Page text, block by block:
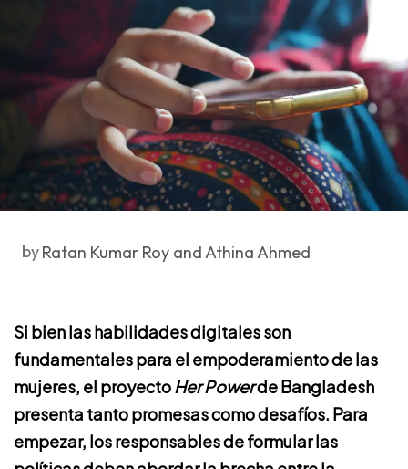
byRatan Kumar Roy and Athina Ahmed
Si bien las habilidades digitales son
fundamentales para el empoderamiento de las
mujeres, el proyectoHer Powerde Bangladesh
presenta tanto promesas como desafíos. Para
empezar, los responsables de formular las